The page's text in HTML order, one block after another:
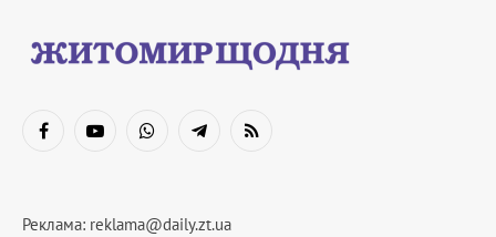
FacebookYouTubeWhatsAppTelegramRSS
Реклама: reklama@daily.zt.ua